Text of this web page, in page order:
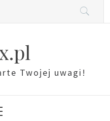
Twojej uwagi!